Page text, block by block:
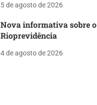
5 de agosto de 2026
Nova informativa sobre o
Rioprevidência
4 de agosto de 2026